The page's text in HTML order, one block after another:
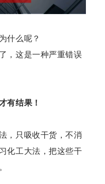
什么呢？
，这是一种严重错误
有结果！
，只吸收干货，不消
化工大法，把这些干